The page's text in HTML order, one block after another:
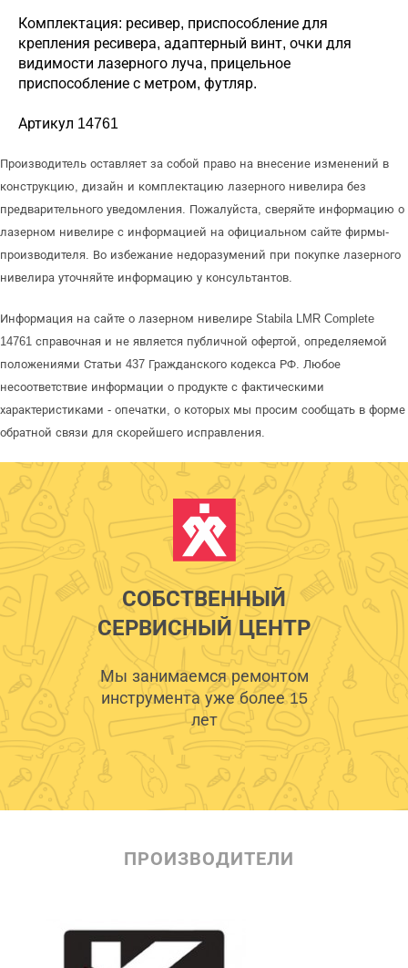
Комплектация: ресивер, приспособление для
крепления ресивера, адаптерный винт, очки для
видимости лазерного луча, прицельное
приспособление с метром, футляр.
Артикул 14761
Производитель оставляет за собой право на внесение изменений в
конструкцию, дизайн и комплектацию лазерного нивелира без
предварительного уведомления. Пожалуйста, сверяйте информацию о
лазерном нивелире с информацией на официальном сайте фирмы-
производителя. Во избежание недоразумений при покупке лазерного
нивелира уточняйте информацию у консультантов.
Информация на сайте о лазерном нивелире Stabila LMR Complete
14761 справочная и не является публичной офертой, определяемой
положениями Статьи 437 Гражданского кодекса РФ. Любое
несоответствие информации о продукте с фактическими
характеристиками - опечатки, о которых мы просим сообщать в форме
обратной связи для скорейшего исправления.
СОБСТВЕННЫЙ
СЕРВИСНЫЙ ЦЕНТР
Мы занимаемся ремонтом
инструмента уже более 15
лет
ПРОИЗВОДИТЕЛИ